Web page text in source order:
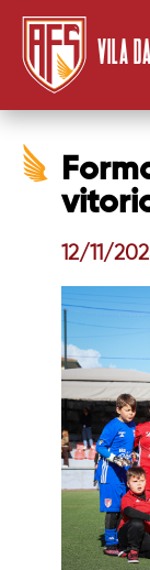
VILA
12/11/